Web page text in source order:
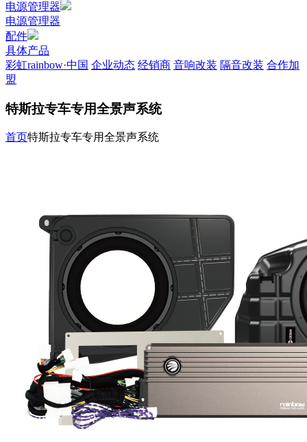
电源管理器
电源管理器
配件
具体产品
彩虹rainbow·中国 企业动态 经销商 音响改装 隔音改装 合作加
盟
特斯拉专车专用全景声系统
首页特斯拉专车专用全景声系统